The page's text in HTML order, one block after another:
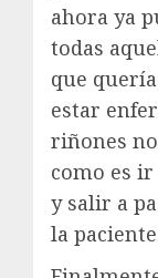
ahora ya
todas
que
estar
riñones
como es ir
y salir a
la